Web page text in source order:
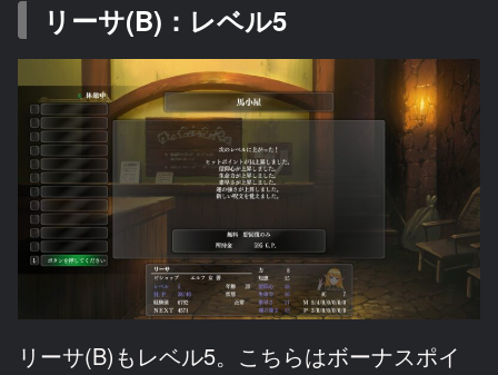
リーサ(B)：レベル5
リーサ(B)もレベル5。こちらはボーナスポイ